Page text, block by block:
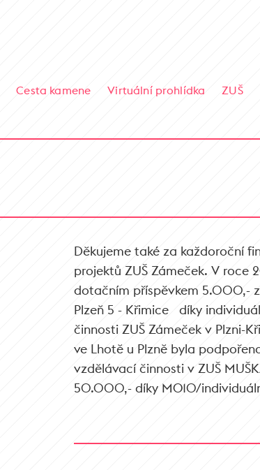
Cesta kamene Virtuální prohlídka ZUŠ
Děkujeme také za každoroční
projektů ZUŠ Zámeček. V roce
dotačním příspěvkem 5.000,-
Plzeň 5 - Křimice díky
činnosti ZUŠ Zámeček v Plzni-
ve Lhotě u Plzně byla
vzdělávací činnosti v ZUŠ
50.000,- díky MO10/